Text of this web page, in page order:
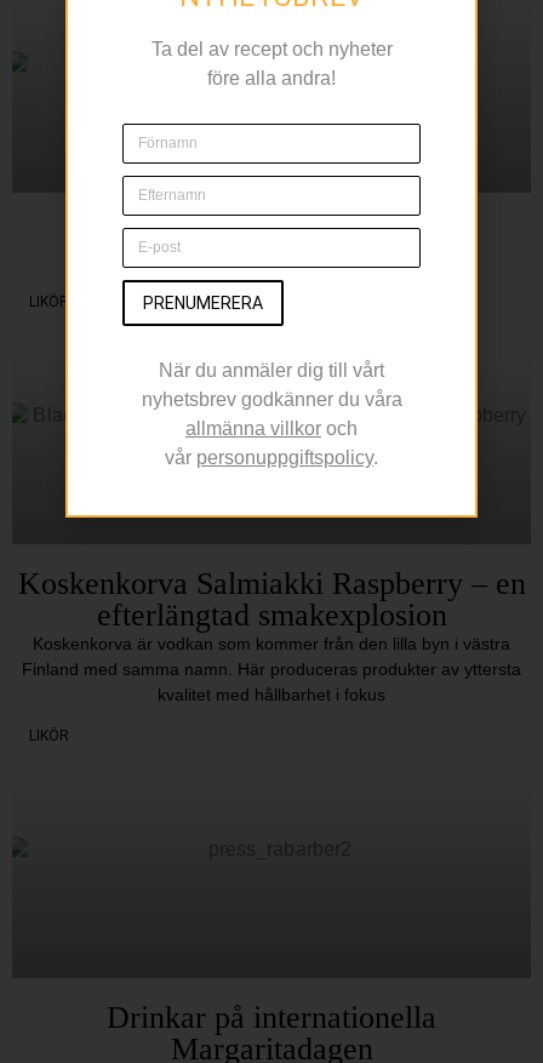
Sippa på en Margarita
LIKÖR
Koskenkorva Salmiakki Raspberry – en
efterlängtad smakexplosion
Koskenkorva är vodkan som kommer från den lilla byn i västra
Finland med samma namn. Här produceras produkter av yttersta
kvalitet med hållbarhet i fokus
LIKÖR
Drinkar på internationella
Margaritadagen
Ta del av recept och nyheter
före alla andra!
PRENUMERERA
När du anmäler dig till vårt
nyhetsbrev godkänner du våra
allmänna villkor och
vår personuppgiftspolicy.